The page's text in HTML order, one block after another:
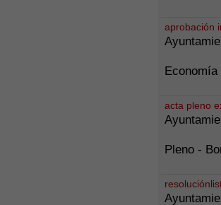
aprobación
acta pleno
Pleno -